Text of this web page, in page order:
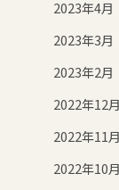
2023年4月
2023年3月
2023年2月
2022年12月
2022年11月
2022年10月